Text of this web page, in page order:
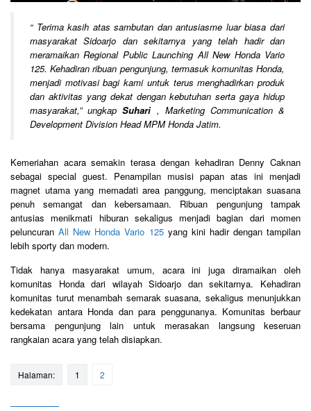
“ Terima kasih atas sambutan dan antusiasme luar biasa dari
masyarakat Sidoarjo dan sekitarnya yang telah hadir dan
meramaikan Regional Public Launching All New Honda Vario
125. Kehadiran ribuan pengunjung, termasuk komunitas Honda,
menjadi motivasi bagi kami untuk terus menghadirkan produk
dan aktivitas yang dekat dengan kebutuhan serta gaya hidup
masyarakat,” ungkapSuhari, Marketing Communication &
Development Division Head MPM Honda Jatim.
Kemeriahan acara semakin terasa dengan kehadiran Denny Caknan
sebagai special guest. Penampilan musisi papan atas ini menjadi
magnet utama yang memadati area panggung, menciptakan suasana
penuh semangat dan kebersamaan. Ribuan pengunjung tampak
antusias menikmati hiburan sekaligus menjadi bagian dari momen
peluncuranAll New Honda Vario 125yang kini hadir dengan tampilan
lebih sporty dan modern.
Tidak hanya masyarakat umum, acara ini juga diramaikan oleh
komunitas Honda dari wilayah Sidoarjo dan sekitarnya. Kehadiran
komunitas turut menambah semarak suasana, sekaligus menunjukkan
kedekatan antara Honda dan para penggunanya. Komunitas berbaur
bersama pengunjung lain untuk merasakan langsung keseruan
rangkaian acara yang telah disiapkan.
Halaman: 1 2